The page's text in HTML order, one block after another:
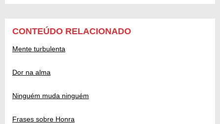
CONTEÚDO RELACIONADO
Mente turbulenta
Dor na alma
Ninguém muda ninguém
Frases sobre Honra